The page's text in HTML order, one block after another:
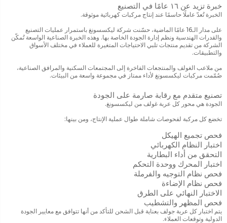
خبرة تزيد عن ١٦ عامًا في التصنيع
الخبرة تُعدّ عاملًا حاسمًا عند إنتاج مركبات كهربائية موثوقة.
على مدار الـ16 عامًا الماضية، حسّنت شركة ليكسسونغ باستمرار عمليات التصنيع
والقدرات الهندسية ونظم إدارة الجودة الخاصة بها. وهذه الخبرة الصناعية الواسعة تُمكّن
الشركة من تقديم منتجات تلبي الاحتياجات المتغيرة للعملاء في مختلف الأسواق
والتطبيقات.
من ملاعب الغولف والمنتجعات الفاخرة إلى المجتمعات السكنية والمرافق الصناعية،
صُمّمت مركبات ليكسسونغ لأداء ممتاز في مجموعة واسعة من البيئات.
تصنيع متقدم مع رقابة صارمة على الجودة
الجودة هي محور كل عربة غولف من ليكسسونغ.
تخضع كل مركبة لفحوصات شاملة طوال عملية الإنتاج، ومن بينها:
فحص تجميع الهيكل
اختبار النظام الكهربائي
التحقق من أداء البطارية
اختبار المحرك ووحدة التحكم
فحص نظام التوجيه والفرملة
فحص نظام الإضاءة
الاختبار النهائي على الطرق
فحص المظهر والتشطيب
يتم اختبار كل عربة جولف بعناية قبل الشحن للتأكد من أنها تتوافق مع معايير الجودة
الدولية وتوقعات العملاء.